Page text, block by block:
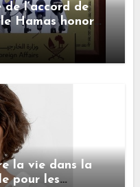
l’accord de
Hamas honore
la vie dans la
pour les